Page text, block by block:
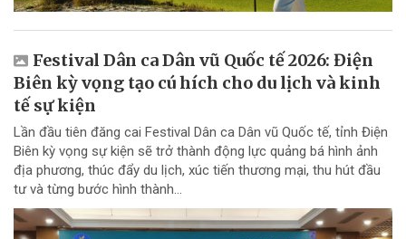
Festival Dân ca Dân vũ Quốc tế 2026: Điện
Biên kỳ vọng tạo cú hích cho du lịch và kinh
tế sự kiện
Lần đầu tiên đăng cai Festival Dân ca Dân vũ Quốc tế, tỉnh Điện
Biên kỳ vọng sự kiện sẽ trở thành động lực quảng bá hình ảnh
địa phương, thúc đẩy du lịch, xúc tiến thương mại, thu hút đầu
tư và từng bước hình thành...